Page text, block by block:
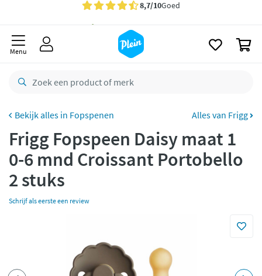
Gratisbezorging vanaf 35,- *
besteld,maandag
retourneren
Betaal met Klarna
Menu
Fopspenen Alles van Frigg
Frigg Fopspeen Daisy maat 1
0-6 mnd Croissant Portobello
2 stuks
Schrijf als eerste een review